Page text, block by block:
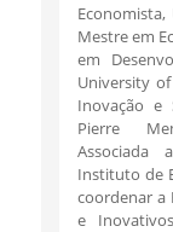
Mestre em
em
University
Inovação e
Pierre
Associada
Instituto de
coordenar a
e